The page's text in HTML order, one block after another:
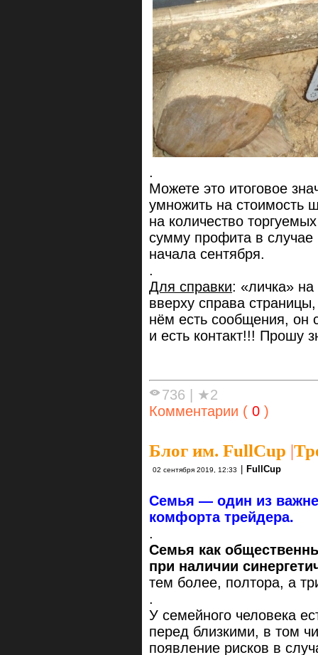
.
Можете это итоговое
умножить на стоимость
на количество
сумму профита в
начала сентября.
.
Для справки: «личка»
вверху справа
нём есть сообщения,
и есть контакт!!!
736
★2
Комментарии ( 0 )
Блог им. FullCup |
02 сентября 2019, 12:33 FullCup
Семья — один из
комфорта трейдера.
.
Семья как
при наличии
тем более, полтора, а
.
У семейного человека
перед близкими, в том
появление рисков в